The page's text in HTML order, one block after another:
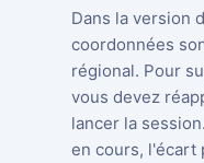
Dans la version
coordonnées
régional. Pour
vous devez
lancer la
en cours, l'écart